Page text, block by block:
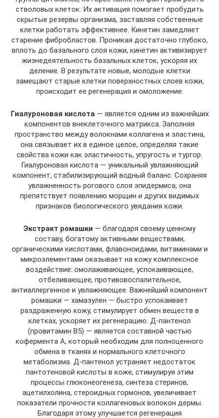
стволовых клеток. Их активация помогает пробудить
скрытые резервы организма, заставляя собственные
клетки работать эффективнее. Кинетин замедляет
старение фибробластов. Проникая достаточно глубоко,
вплоть до базального слоя кожи, кинетин активизирует
жизнедеятельность базальных клеток, ускоряя их
деление. В результате новые, молодые клетки
замещают старые клетки поверхностных слоев кожи,
происходит ее регенерация и омоложение.
Гиалуроновая кислота— является одним из важнейших
компонентов внеклеточного матрикса. Заполняя
пространство между волокнами коллагена и эластина,
она связывает их в единое целое, определяя такие
свойства кожи как эластичность, упругость и тургор.
Гиалуроновая кислота — уникальный увлажняющий
компонент, стабилизирующий водный баланс. Сохраняя
увлажненность рогового слоя эпидермиса, она
препятствует появлению морщин и других видимых
признаков биологического увядания кожи.
Экстракт ромашки — благодаря своему ценному
составу, богатому активными веществами,
органическими кислотами, флавоноидами, витаминами и
микроэлементами оказывает на кожу комплексное
воздействие: омолаживающее, успокаивающее,
отбеливающее, противовоспалительное,
антиаллергенное и увлажняющее. Важнейший компонент
ромашки — хамазулен — быстро успокаивает
раздраженную кожу, стимулирует обмен веществ в
клетках, ускоряет их регенерацию. Д-пантенол
(провитамин В5) — является составной частью
кофермента А, который необходим для полноценного
обмена в тканях и нормального клеточного
метаболизма. Д-пантенол устраняет недостаток
пантотеновой кислоты в коже, стимулируя этим
процессы глюконеогенеза, синтеза стеринов,
ацетилхолина, стероидных гормонов, увеличивает
показатели прочности коллагеновых волокон дермы.
Благодаря этому улучшается регенерация